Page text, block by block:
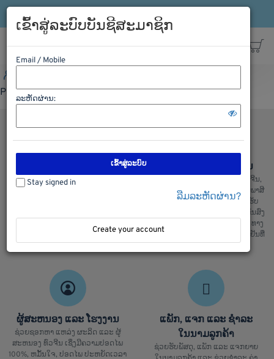
Please Login first
ພວກເຮົາມີລະບົບການຮັກສາຄວາມປອດ
ການຂົນສົ່ງ ຈີນ ລາວ ຈີນ
ບໍລິການຂົນສົ່ງ ຈີນ ລາວ ແລະ ລາວຈີນ,
ຂົນສົ່ງ ໄທ ລາວ ແລະ ລາວ ໄທ, ເຄັຍພາສີ
ແລ່ນຫນັງສື ຊິ້ບປີ້ງ ພ້ອມທັງມີລົດ ຮັບ
ເຄື່ອງຈາກຫນ້າໂຮງງານ ສະເພາະ ຂົນສົ່ງ
ທງຈີນ : ພວກເຮົາມີ ຂົນສົ່ງ ທາງລົດ, ທາງ
ເຮື່ອ, ທາງລົດໄຟ ແລະ ຂົນສົ່ງເຄື່ອງເຢັນທີ່
ສ່າງຄຸນມີ້ງ
ຜູ້ສະຫນອງ ແລະ ໂຮງງານ
ຊ່ວຍຊອກຫາ ແຫລ່ງ ຜະລິດ ແລະ ຜູ້
ສະຫນອງ ທົ່ວຈີນ ເຊິ່ງມີຄວາມປອດໄພ
100%, ຫມັ້ນໃຈ, ປອດໄພ ປະຫຍັດເວລາ
ແພັກ, ແຈກ ແລະ ຊຳລະ
ໃນນາມລູກຄ້າ
ຊ່ວຍຮັບພັສດຸ, ແພັກ ແລະ ແຈກຍາຍ
ເຂົ້າສູ່ລະບົບບັນຊີສະມາຊິກ
Email / Mobile
ລະຫັດຜ່ານ:
ເຂົ້າສູ່ລະບົບ
Stay signed in
ລືມລະຫັດຜ່ານ?
Create your account